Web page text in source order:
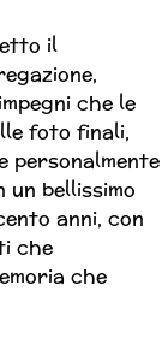
il
che le
foto finali,
personalmente
bellissimo
anni, con
che
che